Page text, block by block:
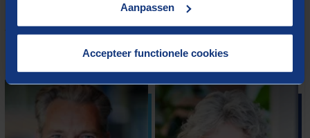
Aanpassen
Accepteer functionele cookies
WIE WE ZIJN
Onze adviseurs